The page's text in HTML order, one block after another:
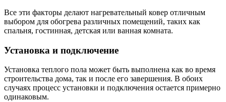
Все эти факторы делают нагревательный ковер отличным
выбором для обогрева различных помещений, таких как
спальня, гостинная, детская или ванная комната.
Установка и подключение
Установка теплого пола может быть выполнена как во время
строительства дома, так и после его завершения. В обоих
случаях процесс установки и подключения остается примерно
одинаковым.